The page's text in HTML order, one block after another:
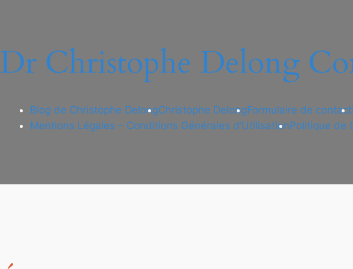
Dr Christophe Delong
Blog de Christophe DelongChristophe DelongFormulaire de contact
Mentions Légales – Conditions Générales d’UtilisationPolitique de